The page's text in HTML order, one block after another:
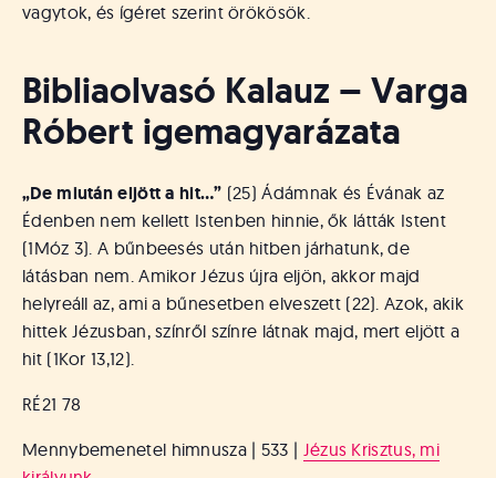
vagytok, és ígéret szerint örökösök.
Bibliaolvasó Kalauz – Varga
Róbert igemagyarázata
„De miután eljött a hit…” (25) Ádámnak és Évának az
Édenben nem kellett Istenben hinnie, ők látták Istent
(1Móz 3). A bűnbeesés után hitben járhatunk, de
látásban nem. Amikor Jézus újra eljön, akkor majd
helyreáll az, ami a bűnesetben elveszett (22). Azok, akik
hittek Jézusban, színről színre látnak majd, mert eljött a
hit (1Kor 13,12).
RÉ21 78
Mennybemenetel himnusza | 533 | Jézus Krisztus, mi